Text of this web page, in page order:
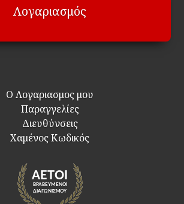
Λογαριασμός
Ο Λογαριασμος μου
Παραγγελίες
Διευθύνσεις
Χαμένος Κωδικός